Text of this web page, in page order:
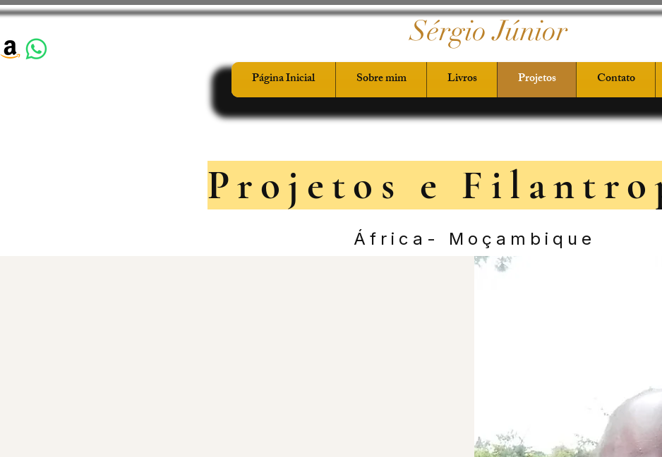
Sérgio Júnior
Página Inicial Sobre mim Livros Projetos Contato
Projetos e
África- Moçambique